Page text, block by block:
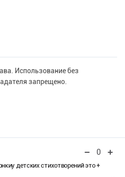
Использование без
запрещено.
0
детских стихотворений это +